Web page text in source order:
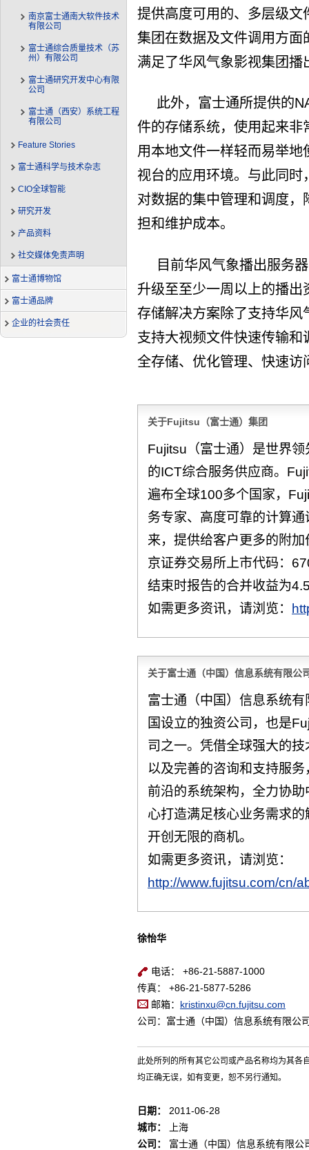
南京富士通南大软件技术
有限公司
富士通综合质量技术（苏
州）有限公司
富士通研究开发中心有限
公司
富士通（西安）系统工程
有限公司
Feature Stories
富士通科学与技术杂志
CIO全球智能
研究开发
产品资料
社交媒体免责声明
富士通博物馆
富士通品牌
企业的社会责任
提供高度可用的、多层级
集团在数据及文件调用方
满足了华风气象影视集团
此外，富士通所提供的
件的存储系统，使用起来
用本地文件一样轻而易举
视台的应用环境。与此同
对数据的集中管理和调度
担和维护成本。
目前华风气象播出服务
升级至至少一周以上的播
存储解决方案除了支持华
支持大视频文件快速传输
全存储、优化管理、快速
关于Fujitsu（富士通）集团
Fujitsu（富士通）是世界
的ICT综合服务供应商。
遍布全球100多个国家，
务专家、高度可靠的计算
来，提供给客户更多的附
京证券交易所上市代码：
结束时报告的合并收益为
如需更多资讯，请浏览：
关于富士通（中国）信息系统有限公
富士通（中国）信息系统
国设立的独资公司，也是
司之一。凭借全球强大的
以及完善的咨询和支持服
前沿的系统架构，全力协
心打造满足核心业务需求
开创无限的商机。
如需更多资讯，请浏览：
http://www.fujitsu.com/cn/
徐怡华
电话： +86-21-5887-1000
传真： +86-21-5877-5286
邮箱： kristinxu@cn.fujitsu.com
公司：富士通（中国）信息系统有限公
此处所列的所有其它公司或产品名称均为其各
均正确无误，如有变更，恕不另行通知。
日期：
2011-06-28
城市：
上海
公司：
富士通（中国）信息系统有限公